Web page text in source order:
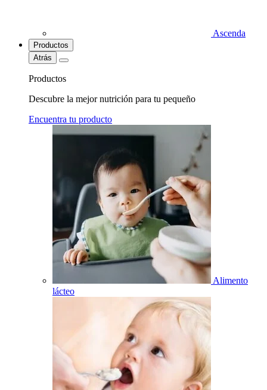
Ascenda
Productos
Atrás
Productos
Descubre la mejor nutrición para tu pequeño
Encuentra tu producto
Alimento
lácteo